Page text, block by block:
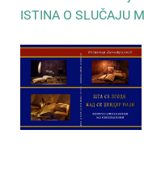
ISTINA O SLUČAJU